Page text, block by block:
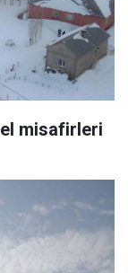
misafirleri